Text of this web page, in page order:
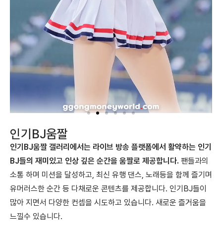
인기BJ움짤
인기BJ움짤 갤러리에서는 라이브 방송 플랫폼에서 활약하는 인기
BJ들의 재미있고 인상 깊은 순간을 움짤로 제공합니다. 팬들과의
소통 하며 미션을 달성하고, 최신 유행 댄스, 노래등을 함께 즐기며
유머러스한 순간 등 다채로운 콘텐츠를 제공합니다. 인기BJ들이
많아 지면서 다양한 컨셉을 시도하고 있습니다. 새로운 즐거움을
느낄수 있습니다.